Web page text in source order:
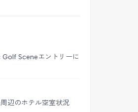
Sceneエントリーに
辺のホテル空室状況